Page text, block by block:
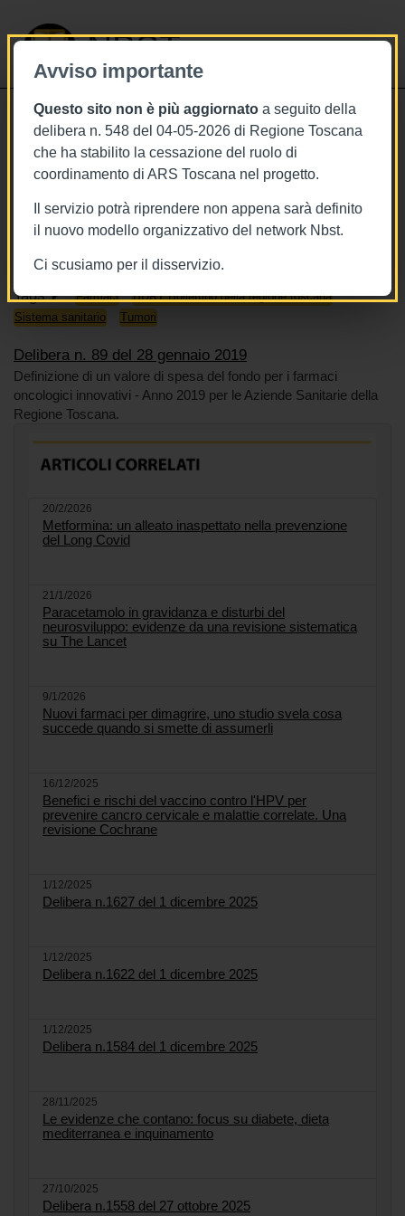
Avviso importante
Questo sito non è più aggiornato a seguito della
delibera n. 548 del 04-05-2026 di Regione Toscana
che ha stabilito la cessazione del ruolo di
coordinamento di ARS Toscana nel progetto.
Il servizio potrà riprendere non appena sarà definito
il nuovo modello organizzativo del network Nbst.
Ci scusiamo per il disservizio.
NBST
28/1/2019
Deliberazione n. 89 del 28 gennaio
2019
Tags Farmaci
BURT Bollettino della regione toscana
Sistema sanitario
Tumori
Delibera n. 89 del 28 gennaio 2019
Definizione di un valore di spesa del fondo per i farmaci
oncologici innovativi - Anno 2019 per le Aziende Sanitarie della
Regione Toscana.
20/2/2026
Metformina: un alleato inaspettato nella prevenzione
del Long Covid
21/1/2026
Paracetamolo in gravidanza e disturbi del
neurosviluppo: evidenze da una revisione sistematica
su The Lancet
9/1/2026
Nuovi farmaci per dimagrire, uno studio svela cosa
succede quando si smette di assumerli
16/12/2025
Benefici e rischi del vaccino contro l'HPV per
prevenire cancro cervicale e malattie correlate. Una
revisione Cochrane
1/12/2025
Delibera n.1627 del 1 dicembre 2025
1/12/2025
Delibera n.1622 del 1 dicembre 2025
1/12/2025
Delibera n.1584 del 1 dicembre 2025
28/11/2025
Le evidenze che contano: focus su diabete, dieta
mediterranea e inquinamento
27/10/2025
Delibera n.1558 del 27 ottobre 2025